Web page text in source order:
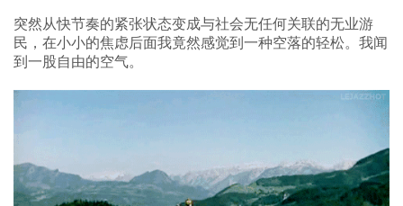
突然从快节奏的紧张状态变成与社会无任何关联的无业游
民，在小小的焦虑后面我竟然感觉到一种空落的轻松。我闻
到一股自由的空气。